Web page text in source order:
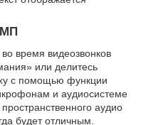
МП
время видеозвонков
или делитесь
с помощью функции
и аудиосистеме
аудио
будет отличным.